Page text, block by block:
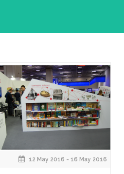
12 May 2016 - 16 May 2016